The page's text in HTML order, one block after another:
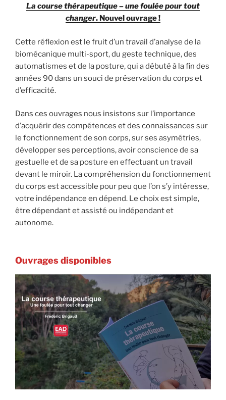
La course thérapeutique – une foulée pour tout
changer. Nouvel ouvrage !
Cette réflexion est le fruit d’un travail d’analyse de la
biomécanique multi-sport, du geste technique, des
automatismes et de la posture, qui a débuté à la fin des
années 90 dans un souci de préservation du corps et
d’efficacité.
Dans ces ouvrages nous insistons sur l’importance
d’acquérir des compétences et des connaissances sur
le fonctionnement de son corps, sur ses asymétries,
développer ses perceptions, avoir conscience de sa
gestuelle et de sa posture en effectuant un travail
devant le miroir. La compréhension du fonctionnement
du corps est accessible pour peu que l’on s’y intéresse,
votre indépendance en dépend. Le choix est simple,
être dépendant et assisté ou indépendant et
autonome.
Ouvrages disponibles